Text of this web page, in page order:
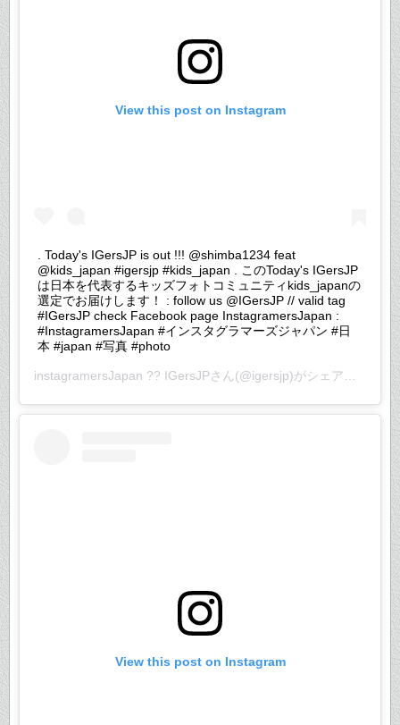
View this post on Instagram
. Today's IGersJP is out !!! @shimba1234 feat
@kids_japan #igersjp #kids_japan . このToday's IGersJP
は日本を代表するキッズフォトコミュニティkids_japanの
選定でお届けします！ : follow us @IGersJP // valid tag
#IGersJP check Facebook page InstagramersJapan :
#InstagramersJapan #インスタグラマーズジャパン #日
本 #japan #写真 #photo
instagramersJapan ?? IGersJPさん(@igersjp)がシェアした投稿 –
View this post on Instagram